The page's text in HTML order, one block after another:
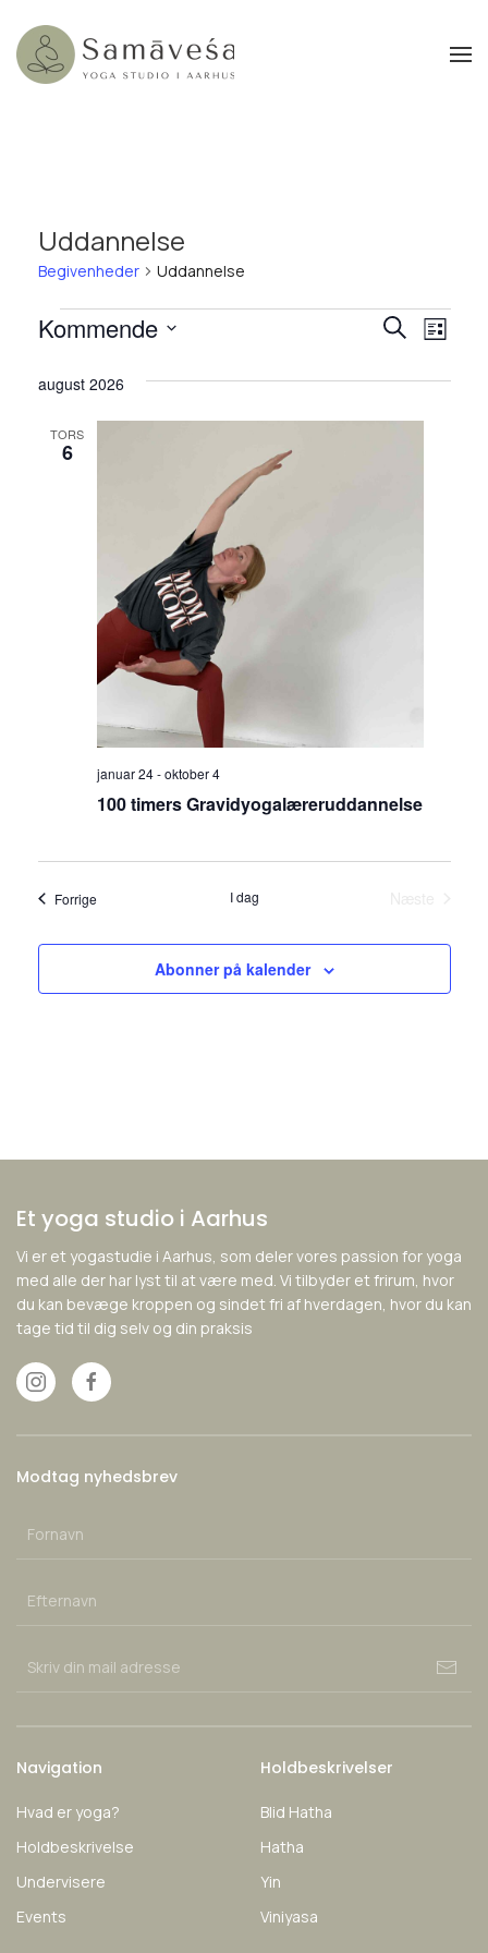
Gå til hovedindhold
Uddannelse
Begivenheder Uddannelse
Begivenheder
og
Søg
Liste
Kommende
dato.
august 2026
TORS
6
100 timers Gravidyogalæreruddannelse
januar 24-oktober 4
ForrigeBegivenheder I dag
Abonner på kalender
Et yoga studio i Aarhus
Vi er et yogastudie i Aarhus, som deler vores passion for yoga
med alle der har lyst til at være med. Vi tilbyder et frirum, hvor
du kan bevæge kroppen og sindet fri af hverdagen, hvor du kan
tage tid til dig selv og din praksis
Modtag nyhedsbrev
Navigation
Hvad er yoga?
Holdbeskrivelse
Undervisere
Events
Holdbeskrivelser
Blid Hatha
Hatha
Yin
Viniyasa